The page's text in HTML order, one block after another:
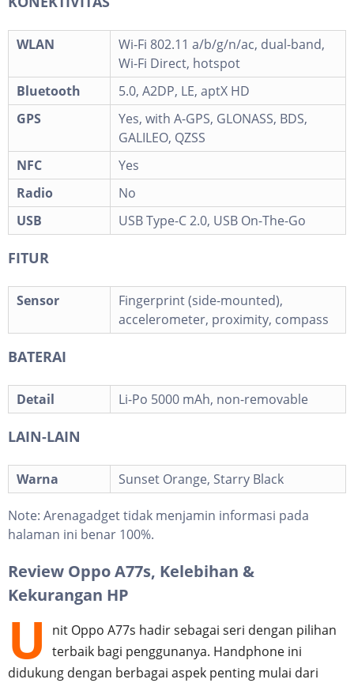
WLAN
Wi-Fi 802.11 a/b/g/n/ac, dual-band,
Wi-Fi Direct, hotspot
Bluetooth
5.0, A2DP, LE, aptX HD
GPS
Yes, with A-GPS, GLONASS, BDS,
GALILEO, QZSS
NFC
Yes
Radio
No
USB
USB Type-C 2.0, USB On-The-Go
FITUR
Sensor
Fingerprint (side-mounted),
accelerometer, proximity, compass
BATERAI
Detail Li-Po 5000 mAh, non-removable
LAIN-LAIN
Warna Sunset Orange, Starry Black
Note: Arenagadget tidak menjamin informasi pada
halaman ini benar 100%.
Review Oppo A77s, Kelebihan &
Kekurangan HP
U
nit Oppo A77s hadir sebagai seri dengan pilihan
terbaik bagi penggunanya. Handphone ini
didukung dengan berbagai aspek penting mulai dari